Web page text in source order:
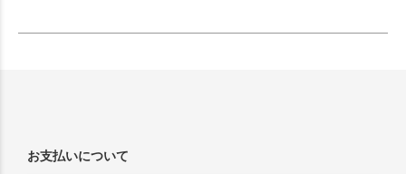
お支払いについて